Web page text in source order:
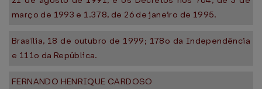
março de 1993 e 1.378, de 26 de janeiro de 1995.
Brasília, 18 de outubro de 1999; 178o da Independência
e 111o da República.
FERNANDO HENRIQUE CARDOSO